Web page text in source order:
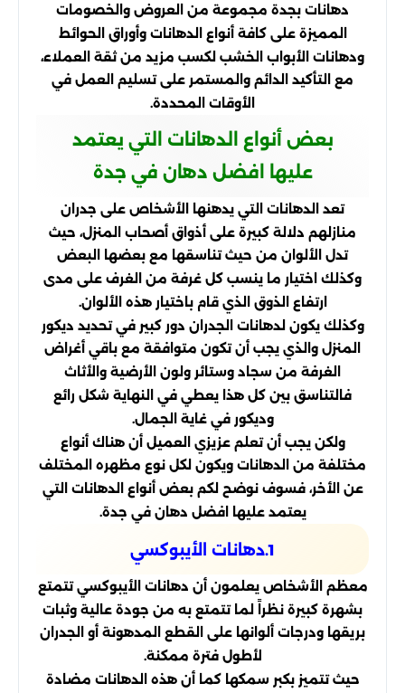
دهانات بجدة مجموعة من العروض والخصومات
المميزة على كافة أنواع الدهانات وأوراق الحوائط
ودهانات الأبواب الخشب لكسب مزيد من ثقة العملاء،
مع التأكيد الدائم والمستمر على تسليم العمل في
الأوقات المحددة.
بعض أنواع الدهانات التي يعتمد
عليها افضل دهان في جدة
تعد الدهانات التي يدهنها الأشخاص على جدران
منازلهم دلالة كبيرة على أذواق أصحاب المنزل، حيث
تدل الألوان من حيث تناسقها مع بعضها البعض
وكذلك اختيار ما ينسب كل غرفة من الغرف على مدى
ارتفاع الذوق الذي قام باختيار هذه الألوان.
وكذلك يكون لدهانات الجدران دور كبير في تحديد ديكور
المنزل والذي يجب أن تكون متوافقة مع باقي أغراض
الغرفة من سجاد وستائر ولون الأرضية والأثاث
فالتناسق بين كل هذا يعطي في النهاية شكل رائع
وديكور في غاية الجمال.
ولكن يجب أن تعلم عزيزي العميل أن هناك أنواع
مختلفة من الدهانات ويكون لكل نوع مظهره المختلف
عن الأخر، فسوف نوضح لكم بعض أنواع الدهانات التي
يعتمد عليها افضل دهان في جدة.
1.دهانات الأيبوكسي
معظم الأشخاص يعلمون أن دهانات الأيبوكسي تتمتع
بشهرة كبيرة نظراً لما تتمتع به من جودة عالية وثبات
بريقها ودرجات ألوانها على القطع المدهونة أو الجدران
لأطول فترة ممكنة.
حيث تتميز بكبر سمكها كما أن هذه الدهانات مضادة